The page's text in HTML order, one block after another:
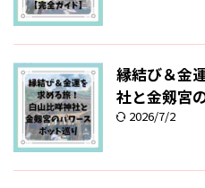
縁結び＆金
社と金剱宮
2026/7/2